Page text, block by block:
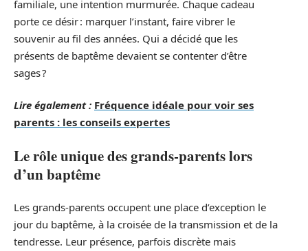
familiale, une intention murmurée. Chaque cadeau
porte ce désir : marquer l’instant, faire vibrer le
souvenir au fil des années. Qui a décidé que les
présents de baptême devaient se contenter d’être
sages ?
Lire également : Fréquence idéale pour voir ses
parents : les conseils expertes
Le rôle unique des grands-parents lors
d’un baptême
Les grands-parents occupent une place d’exception le
jour du baptême, à la croisée de la transmission et de la
tendresse. Leur présence, parfois discrète mais